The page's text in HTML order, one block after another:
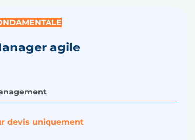
agile
devis uniquement